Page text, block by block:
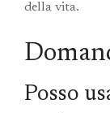
della vita.
Posso